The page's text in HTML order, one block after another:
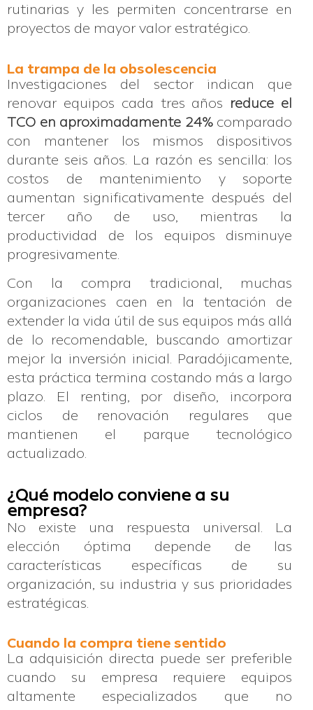
rutinarias y les permiten concentrarse en
proyectos de mayor valor estratégico.
La trampa de la obsolescencia
Investigaciones del sector indican que
renovar equipos cada tres años reduce el
TCO en aproximadamente 24%comparado
con mantener los mismos dispositivos
durante seis años. La razón es sencilla: los
costos de mantenimiento y soporte
aumentan significativamente después del
tercer año de uso, mientras la
productividad de los equipos disminuye
progresivamente.
Con la compra tradicional, muchas
organizaciones caen en la tentación de
extender la vida útil de sus equipos más allá
de lo recomendable, buscando amortizar
mejor la inversión inicial. Paradójicamente,
esta práctica termina costando más a largo
plazo. El renting, por diseño, incorpora
ciclos de renovación regulares que
mantienen el parque tecnológico
actualizado.
¿Qué modelo conviene a su
empresa?
No existe una respuesta universal. La
elección óptima depende de las
características específicas de su
organización, su industria y sus prioridades
estratégicas.
Cuando la compra tiene sentido
La adquisición directa puede ser preferible
cuando su empresa requiere equipos
altamente especializados que no